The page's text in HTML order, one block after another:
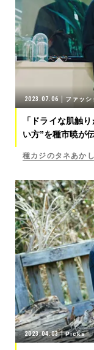
2023.07.06 ファッシ
「ドライな肌触
い方”を種市暁が
種カジのタネあかし
2023.04.03 Picks